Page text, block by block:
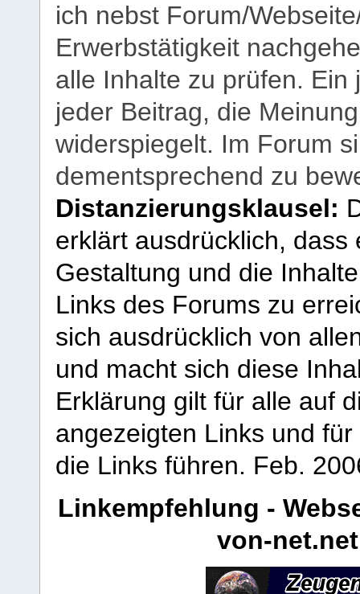
ich nebst Forum/
Erwerbstätigkeit
alle Inhalte zu prüfen.
jeder Beitrag, die
widerspiegelt. Im Forum
dementsprechend zu
Distanzierungsklausel:
erklärt ausdrücklich,
Gestaltung und die
Links des Forums zu
sich ausdrücklich von
und macht sich diese
Erklärung gilt für alle auf
angezeigten Links und
die Links führen. Feb.
Linkempfehlung -
von-net.net